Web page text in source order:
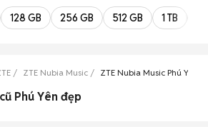
128 GB 256 GB 512 GB 1 TB
ZTE Nubia Music ZTE Nubia Music Phú Yên
Phú Yên đẹp